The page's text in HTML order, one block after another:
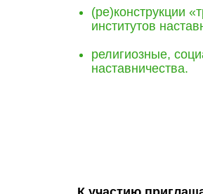
(ре)конструкции
институтов
религиозные,
наставничества.